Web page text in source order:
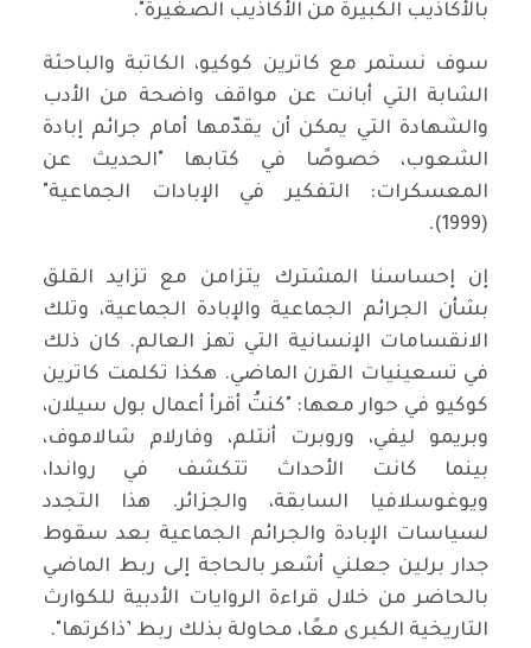
بالأكاذيب الكبيرة من الأكاذيب الصغيرة".
سوف نستمر مع كاترين كوكيو، الكاتبة والباحثة
الشابة التي أبانت عن مواقف واضحة من الأدب
والشهادة التي يمكن أن يقدّمها أمام جرائم إبادة
الشعوب، خصوصًا في كتابها "الحديث عن
المعسكرات: التفكير في الإبادات الجماعية"
(1999).
إن إحساسنا المشترك يتزامن مع تزايد القلق
بشأن الجرائم الجماعية والإبادة الجماعية، وتلك
الانقسامات الإنسانية التي تهز العالم. كان ذلك
في تسعينيات القرن الماضي. هكذا تكلمت كاترين
كوكيو في حوار معها: "كنتُ أقرأ أعمال بول سيلان،
وبريمو ليفي، وروبرت أنتلم، وفارلام شالاموف،
بينما كانت الأحداث تتكشف في رواندا،
ويوغوسلافيا السابقة، والجزائر. هذا التجدد
لسياسات الإبادة والجرائم الجماعية بعد سقوط
جدار برلين جعلني أشعر بالحاجة إلى ربط الماضي
بالحاضر من خلال قراءة الروايات الأدبية للكوارث
التاريخية الكبرى معًا، محاولة بذلك ربط ’ذاكرتها".